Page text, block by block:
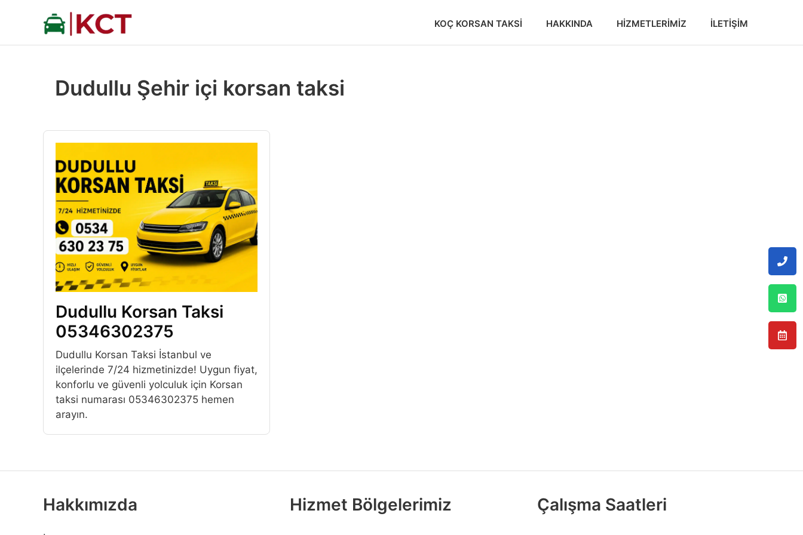
KOÇ KORSAN TAKSI HAKKINDA HIZMETLERIMIZ İLETIŞIM
Dudullu Şehir içi korsan taksi
Dudullu Korsan Taksi
05346302375
Dudullu Korsan Taksi İstanbul ve
ilçelerinde 7/24 hizmetinizde! Uygun fiyat,
konforlu ve güvenli yolculuk için Korsan
taksi numarası 05346302375 hemen
arayın.
Hakkımızda Hizmet Bölgelerimiz Çalışma Saatleri